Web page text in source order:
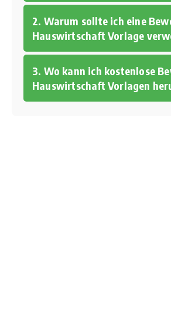
2. Warum sollte ich eine
Hauswirtschaft Vorlage
3. Wo kann ich kostenlose
Hauswirtschaft Vorlagen